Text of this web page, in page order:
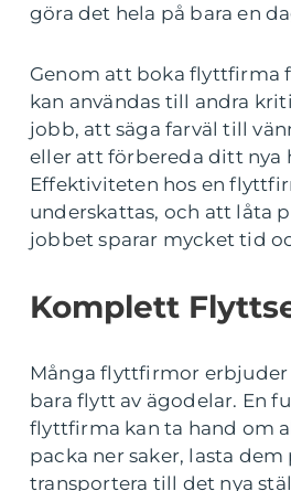
göra det hela på bara en
Genom att boka flyttfirma
kan användas till andra
jobb, att säga farväl till
eller att förbereda ditt nya
Effektiviteten hos en
underskattas, och att låta
jobbet sparar mycket tid
Komplett
Många flyttfirmor erbjuder
bara flytt av ägodelar. En
flyttfirma kan ta hand om
packa ner saker, lasta
transportera till det nya